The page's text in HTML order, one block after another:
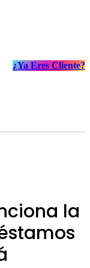
¿Ya Eres Cliente?
la